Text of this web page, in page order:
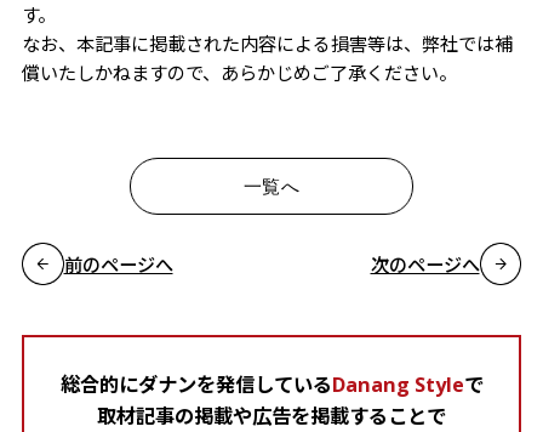
す。
なお、本記事に掲載された内容による損害等は、弊社では補
償いたしかねますので、あらかじめご了承ください。
前のページへ
一覧へ
次のページへ
総合的にダナンを発信しているDanang Styleで
取材記事の掲載や広告を掲載することで